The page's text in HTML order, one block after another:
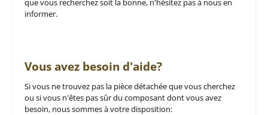
que vous recherchez soit la bonne, n'hésitez pas à nous en
informer.
Vous avez besoin d'aide?
Si vous ne trouvez pas la pièce détachée que vous cherchez
ou si vous n'êtes pas sûr du composant dont vous avez
besoin, nous sommes à votre disposition: